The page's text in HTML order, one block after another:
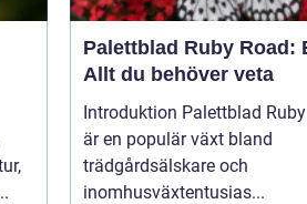
Palettblad Ruby Road:
Allt du behöver veta
Introduktion Palettblad Ruby Road
är en populär växt bland
trädgårdsälskare och
inomhusväxtentusias...